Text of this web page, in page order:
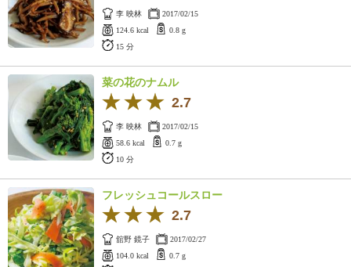
李 映林
2017/02/15
124.6 kcal
0.8 g
15 分
菜の花のナムル
2.7
李 映林
2017/02/15
58.6 kcal
0.7 g
10 分
フレッシュコールスロー
2.7
舘野 鏡子
2017/02/27
104.0 kcal
0.7 g